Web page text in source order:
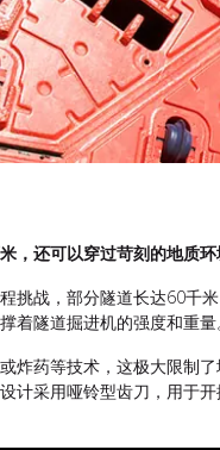
，还可以穿过苛刻的地质环
挑战，部分隧道长达60千
着隧道掘进机的强度和重量
炸药等技术，这极大限制
计采用哑铃型齿刀，用于